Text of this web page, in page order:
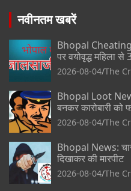
नवीनतम खबरें
Bhopal Cheating
पर वयोवृद्ध महिला
2026-08-04 The
Bhopal Loot
बनकर कारोबारी को
2026-08-04 The
Bhopal News: चार
दिखाकर की मारपीट
2026-08-04 The